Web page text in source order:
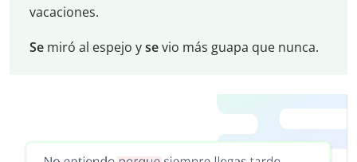
vacaciones.
Semiró al espejo ysevio más guapa que nunca.